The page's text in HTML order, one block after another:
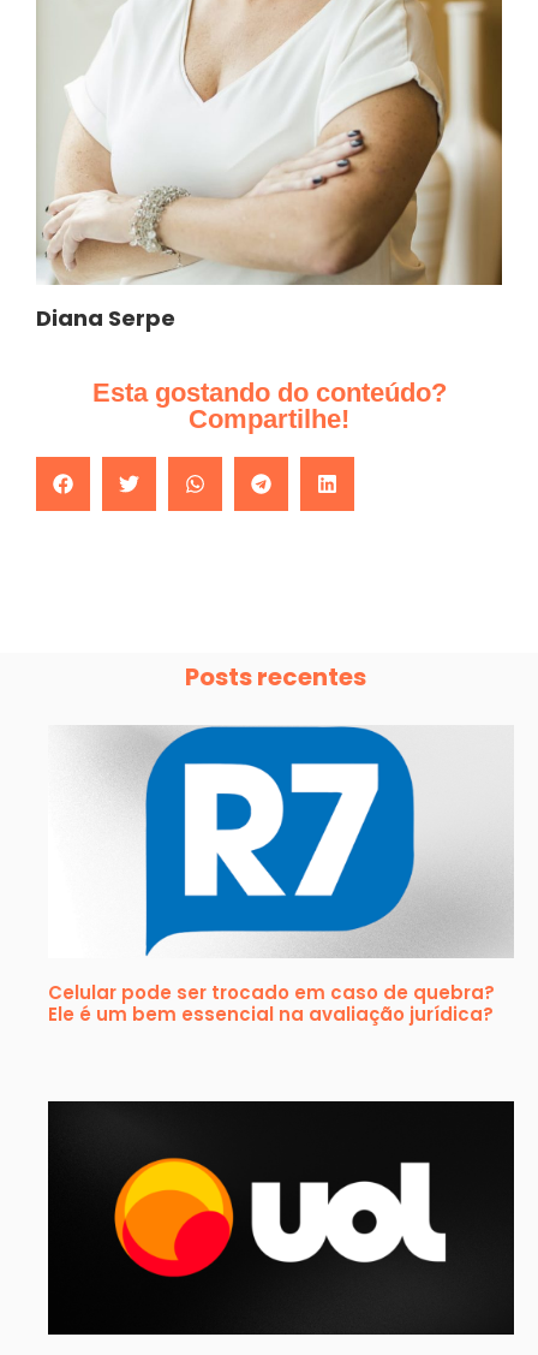
Diana Serpe
Esta gostando do conteúdo?
Compartilhe!
Posts recentes
Celular pode ser trocado em caso de quebra?
Ele é um bem essencial na avaliação jurídica?